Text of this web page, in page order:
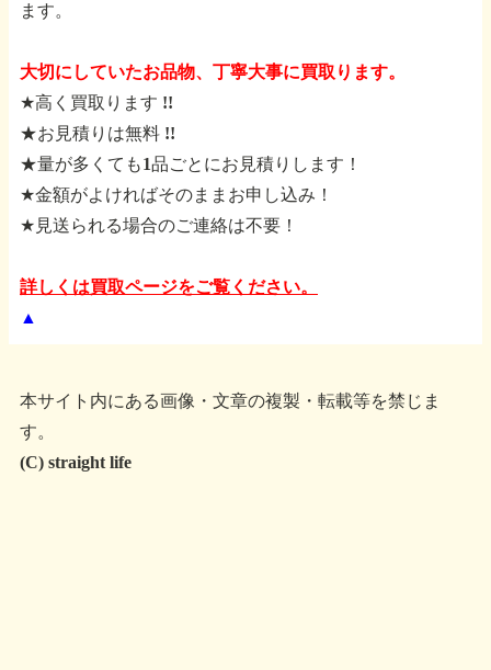
ます。
大切にしていたお品物、丁寧大事に買取ります。
★高く買取ります !!
★お見積りは無料 !!
★量が多くても1品ごとにお見積りします！
★金額がよければそのままお申し込み！
★見送られる場合のご連絡は不要！
詳しくは買取ページをご覧ください。
▲
本サイト内にある画像・文章の複製・転載等を禁じま
す。
(C) straight life